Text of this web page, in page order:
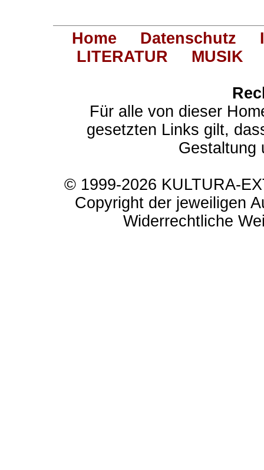
Home Datenschutz
LITERATUR
MUSIK
Für alle von dieser
gesetzten Links gilt,
Gestaltung
© 1999-2026 KULTURA-
Copyright der jeweiligen
Widerrechtliche